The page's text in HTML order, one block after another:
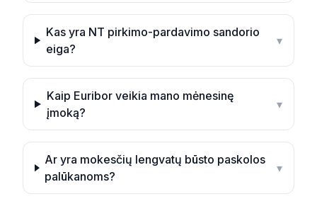
Kas yra NT pirkimo-pardavimo sandorio
eiga?
▾
Kaip Euribor veikia mano mėnesinę
įmoką?
▾
Ar yra mokesčių lengvatų būsto paskolos
palūkanoms?
▾